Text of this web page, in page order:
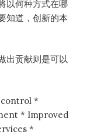
以何种方式在哪
知道，创新的本
出贡献则是可以
*
* Improved
*